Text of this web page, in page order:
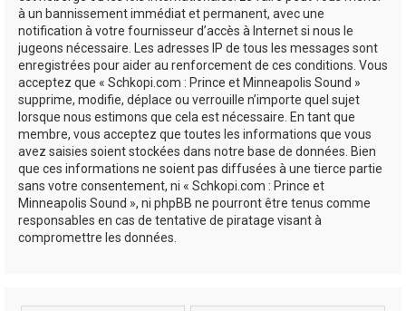
à un bannissement immédiat et permanent, avec une
notification à votre fournisseur d’accès à Internet si nous le
jugeons nécessaire. Les adresses IP de tous les messages sont
enregistrées pour aider au renforcement de ces conditions. Vous
acceptez que « Schkopi.com : Prince et Minneapolis Sound »
supprime, modifie, déplace ou verrouille n’importe quel sujet
lorsque nous estimons que cela est nécessaire. En tant que
membre, vous acceptez que toutes les informations que vous
avez saisies soient stockées dans notre base de données. Bien
que ces informations ne soient pas diffusées à une tierce partie
sans votre consentement, ni « Schkopi.com : Prince et
Minneapolis Sound », ni phpBB ne pourront être tenus comme
responsables en cas de tentative de piratage visant à
compromettre les données.